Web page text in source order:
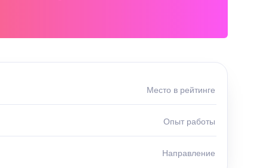
Место в рейтинге
Опыт работы
Направление